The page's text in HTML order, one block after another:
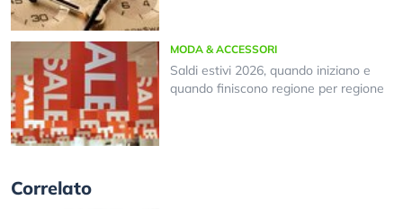
MODA & ACCESSORI
Saldi estivi 2026, quando iniziano e
quando finiscono regione per regione
Correlato